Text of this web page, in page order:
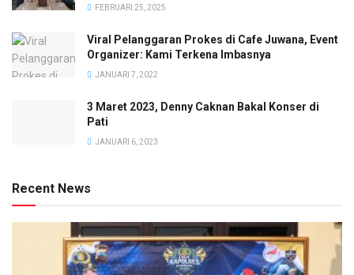
FEBRUARI 25, 2025
Viral Pelanggaran Prokes di Cafe Juwana, Event
Organizer: Kami Terkena Imbasnya
JANUARI 7, 2022
3 Maret 2023, Denny Caknan Bakal Konser di
Pati
JANUARI 6, 2023
Recent News